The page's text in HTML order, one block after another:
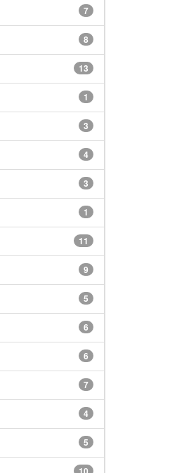
7
8
13
1
3
4
3
1
11
9
5
6
6
7
4
5